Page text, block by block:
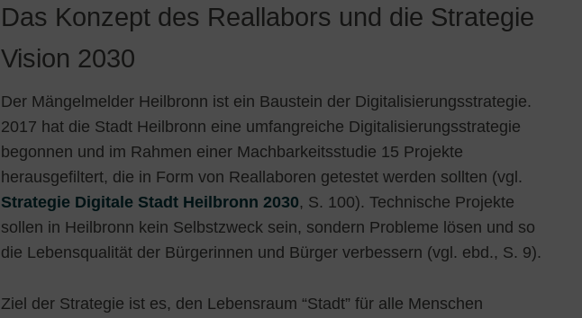
Das Konzept des Reallabors und die Strategie
Vision 2030
Der Mängelmelder Heilbronn ist ein Baustein der Digitalisierungsstrategie.
2017 hat die Stadt Heilbronn eine umfangreiche Digitalisierungsstrategie
begonnen und im Rahmen einer Machbarkeitsstudie 15 Projekte
herausgefiltert, die in Form von Reallaboren getestet werden sollten (vgl.
Strategie Digitale Stadt Heilbronn 2030, S. 100). Technische Projekte
sollen in Heilbronn kein Selbstzweck sein, sondern Probleme lösen und so
die Lebensqualität der Bürgerinnen und Bürger verbessern (vgl. ebd., S. 9).
Ziel der Strategie ist es, den Lebensraum “Stadt” für alle Menschen